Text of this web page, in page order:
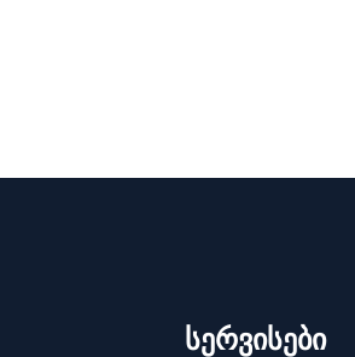
სერვისები